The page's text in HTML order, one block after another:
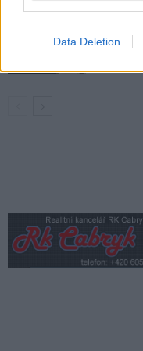
Data Deletion